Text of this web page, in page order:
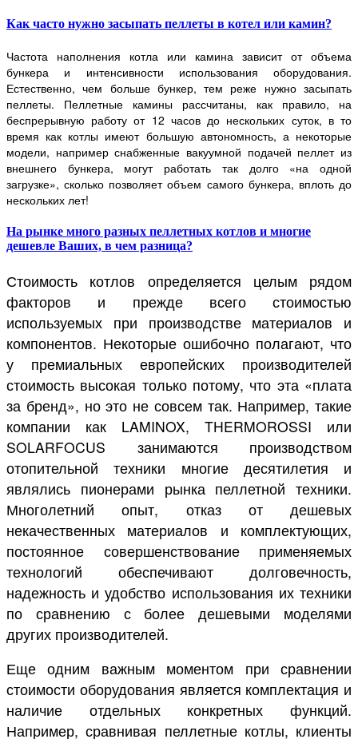
Как часто нужно засыпать пеллеты в котел или камин?
Частота наполнения котла или камина зависит от объема
бункера и интенсивности использования оборудования.
Естественно, чем больше бункер, тем реже нужно засыпать
пеллеты. Пеллетные камины рассчитаны, как правило, на
беспрерывную работу от 12 часов до нескольких суток, в то
время как котлы имеют большую автономность, а некоторые
модели, например снабженные вакуумной подачей пеллет из
внешнего бункера, могут работать так долго «на одной
загрузке», сколько позволяет объем самого бункера, вплоть до
нескольких лет!
На рынке много разных пеллетных котлов и многие
дешевле Ваших, в чем разница?
Стоимость котлов определяется целым рядом
факторов и прежде всего стоимостью
используемых при производстве материалов и
компонентов. Некоторые ошибочно полагают, что
у премиальных европейских производителей
стоимость высокая только потому, что эта «плата
за бренд», но это не совсем так. Например, такие
компании как LAMINOX, THERMOROSSI или
SOLARFOCUS занимаются производством
отопительной техники многие десятилетия и
являлись пионерами рынка пеллетной техники.
Многолетний опыт, отказ от дешевых
некачественных материалов и комплектующих,
постоянное совершенствование применяемых
технологий обеспечивают долговечность,
надежность и удобство использования их техники
по сравнению с более дешевыми моделями
других производителей.
Еще одним важным моментом при сравнении
стоимости оборудования является комплектация и
наличие отдельных конкретных функций.
Например, сравнивая пеллетные котлы, клиенты